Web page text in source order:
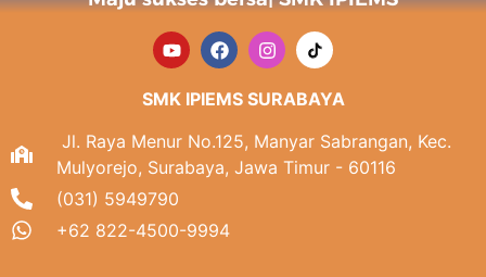
SMK IPIEMS SURABAYA
Jl. Raya Menur No.125, Manyar Sabrangan, Kec.
Mulyorejo, Surabaya, Jawa Timur - 60116
(031) 5949790
+62 822-4500-9994